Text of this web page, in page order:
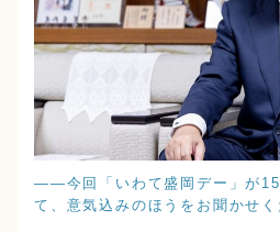
――今回「いわて盛岡デー」が15
て、意気込みのほうをお聞かせく